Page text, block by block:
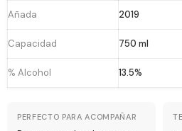
Añada 2019
Capacidad 750 ml
% Alcohol 13.5%
PERFECTO PARA ACOMPAÑAR